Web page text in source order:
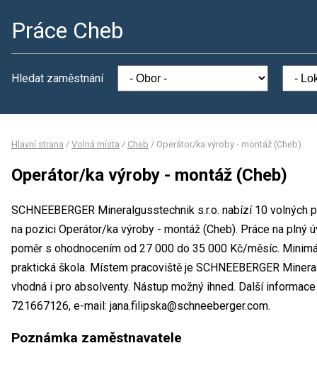
Práce Cheb
Hledat zaměstnání
Hlavní strana / Volná místa / Cheb / Operátor/ka výroby - montáž (Cheb)
Operátor/ka výroby - montáž (Cheb)
SCHNEEBERGER Mineralgusstechnik s.r.o. nabízí 10
na pozici Operátor/ka výroby - montáž (Cheb). Práce na plný
poměr s ohodnocením od 27 000 do 35 000 Kč/měsíc.
praktická škola. Místem pracoviště je SCHNEEBERGER
vhodná i pro absolventy. Nástup možný ihned. Další
721667126, e-mail: jana.filipska@schneeberger.com.
Poznámka zaměstnavatele